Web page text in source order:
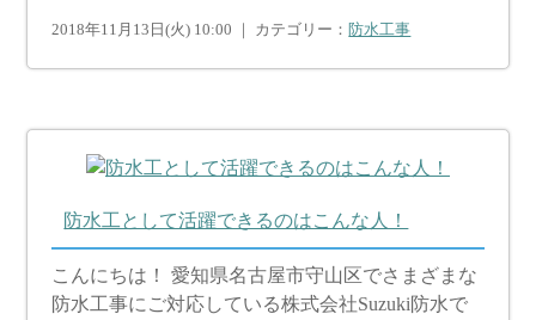
2018年11月13日(火) 10:00 ｜ カテゴリー： 防水工事
防水工として活躍できるのはこんな人！
こんにちは！ 愛知県名古屋市守山区でさまざまな
防水工事にご対応している株式会社Suzuki防水で